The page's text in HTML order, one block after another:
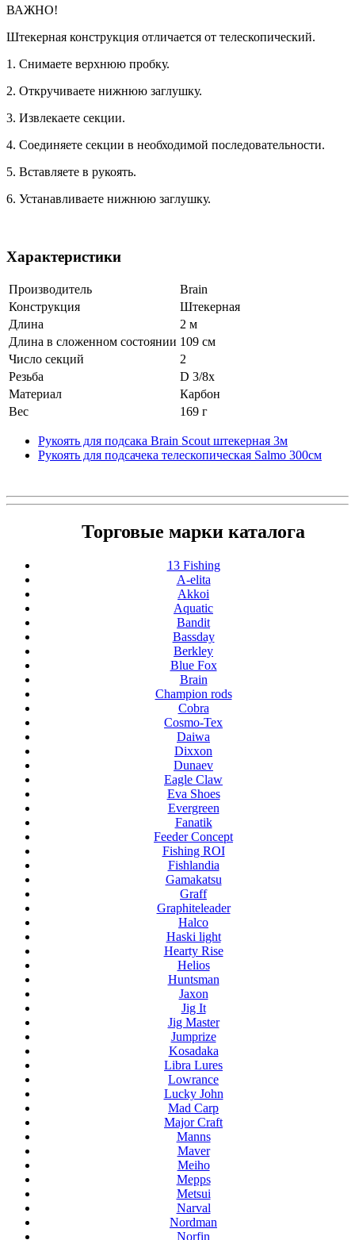
ВАЖНО!
Штекерная конструкция отличается от телескопический.
1. Снимаете верхнюю пробку.
2. Откручиваете нижнюю заглушку.
3. Извлекаете секции.
4. Соединяете секции в необходимой последовательности.
5. Вставляете в рукоять.
6. Устанавливаете нижнюю заглушку.
Характеристики
Производитель
Brain
Конструкция
Штекерная
Длина
2 м
Длина в сложенном состоянии 109 см
Число секций
2
Резьба
D 3/8x
Материал
Карбон
Вес
169 г
Рукоять для подсака Brain Scout штекерная 3м
Рукоять для подсачека телескопическая Salmo 300см
Торговые марки каталога
13 Fishing
A-elita
Akkoi
Aquatic
Bandit
Bassday
Berkley
Blue Fox
Brain
Champion rods
Cobra
Cosmo-Tex
Daiwa
Dixxon
Dunaev
Eagle Claw
Eva Shoes
Evergreen
Fanatik
Feeder Concept
Fishing ROI
Fishlandia
Gamakatsu
Graff
Graphiteleader
Halco
Haski light
Hearty Rise
Helios
Huntsman
Jaxon
Jig It
Jig Master
Jumprize
Kosadaka
Libra Lures
Lowrance
Lucky John
Mad Carp
Major Craft
Manns
Maver
Meiho
Mepps
Metsui
Narval
Nordman
Norfin